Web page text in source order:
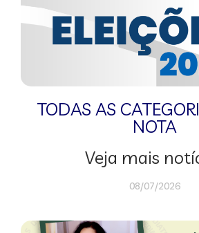
TODAS AS
NOTA
Veja mais
08/07/2026